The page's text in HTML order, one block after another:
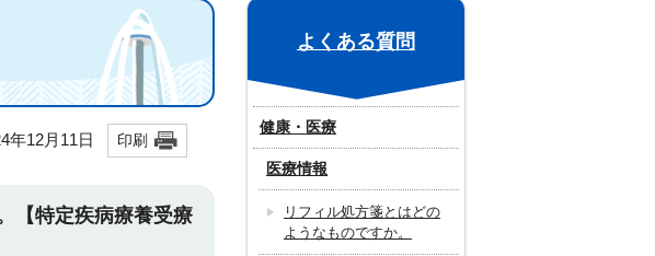
12月11日 印刷
【特定疾病療養受療
よくある質問
健康・医療
医療情報
リフィル処方箋とはどの
ようなものですか。